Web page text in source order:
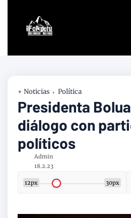
+ Noticias Política
Presidenta
diálogo con
políticos
Admin
18.2.23
12px 30px